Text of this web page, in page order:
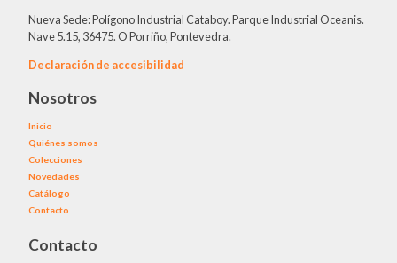
Nueva Sede: Polígono Industrial Cataboy. Parque Industrial Oceanis.
Nave 5.15, 36475. O Porriño, Pontevedra.
Declaración de accesibilidad
Nosotros
Inicio
Quiénes somos
Colecciones
Novedades
Catálogo
Contacto
Contacto